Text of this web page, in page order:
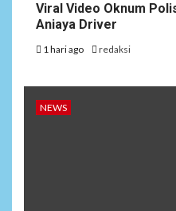
Viral Video Oknum
Aniaya Driver
1 hari ago redaksi
NEWS